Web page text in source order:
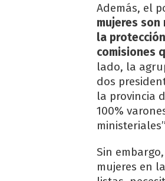
Además, el
mujeres son
la
comisiones
lado, la
dos
la provincia
100%
Sin
mujeres en